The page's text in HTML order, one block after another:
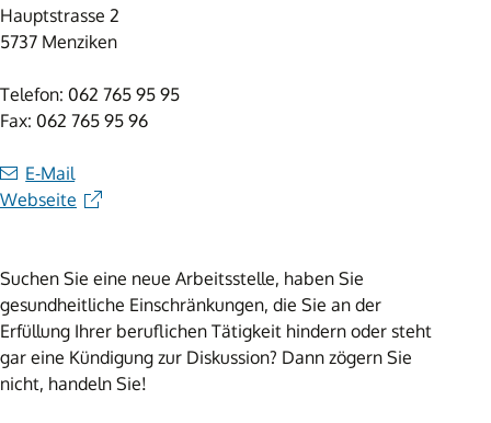
Hauptstrasse 2
5737 Menziken
Telefon: 062 765 95 95
Fax: 062 765 95 96
E-Mail
Webseite
Suchen Sie eine neue Arbeitsstelle, haben Sie
gesundheitliche Einschränkungen, die Sie an der
Erfüllung Ihrer beruflichen Tätigkeit hindern oder steht
gar eine Kündigung zur Diskussion? Dann zögern Sie
nicht, handeln Sie!